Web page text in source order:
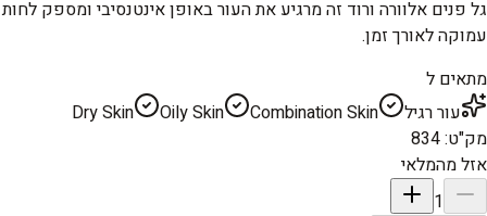
גל פנים אלוורה ורוד זה מרגיע את העור באופן אינטנסיבי ומספק לחות
עמוקה לאורך זמן.
מתאים ל
עור רגיל
Dry Skin Oily Skin
Combination Skin
מק"ט:
834
אזל מהמלאי
1